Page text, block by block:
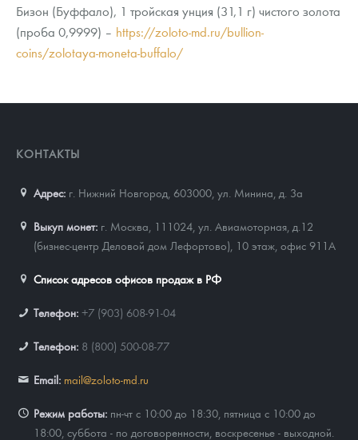
Бизон (Буффало), 1 тройская унция (31,1 г) чистого золота
(проба 0,9999) – https://zoloto-md.ru/bullion-
coins/zolotaya-moneta-buffalo/
КОНТАКТЫ
Адрес: г. Нижний Новгород, 603000 ул. Минина, д. 3а
Выкуп монет: г. Москва, 111024, ул. Авиамоторная, д.12
(бизнес-центр Деловой дом Лефортово), 10 этаж, офис 911А
Список адресов офисов продаж в РФ
Телефон: +7 (903) 608-91-04
Телефон: 8 (800) 500-08-77
Email: mail@zoloto-md.ru
Режим работы: пн-чт с 10:00 до 18:30, пятница с 10:00 до
18:00, суббота - по договоренности, воскресенье - выходной.